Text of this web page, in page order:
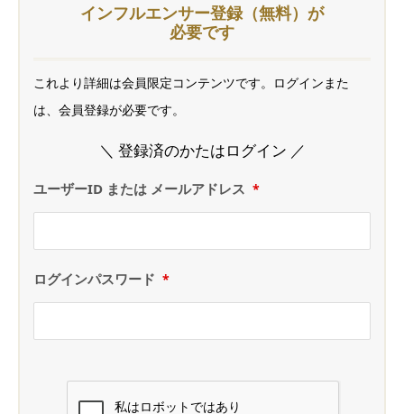
インフルエンサー登録（無料）が
必要です
これより詳細は会員限定コンテンツです。ログインまた
は、会員登録が必要です。
＼ 登録済のかたはログイン ／
ユーザーID または メールアドレス *
ログインパスワード *